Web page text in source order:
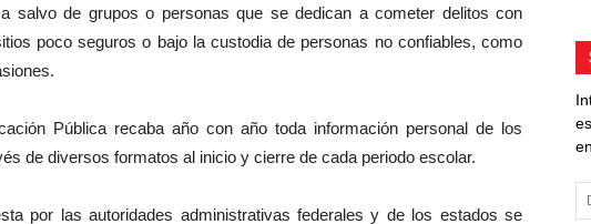
salvo de grupos o personas que se dedican a cometer delitos con
poco seguros o bajo la custodia de personas no confiables, como
Pública recaba año con año toda información personal de los
de diversos formatos al inicio y cierre de cada periodo escolar.
por las autoridades administrativas federales y de los estados se
de